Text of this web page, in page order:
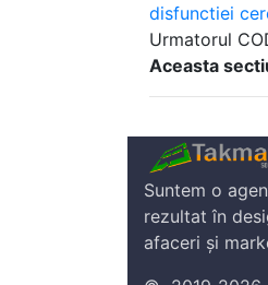
disfunctiei
Urmatorul
Aceasta
Suntem o
rezultat în
afaceri și